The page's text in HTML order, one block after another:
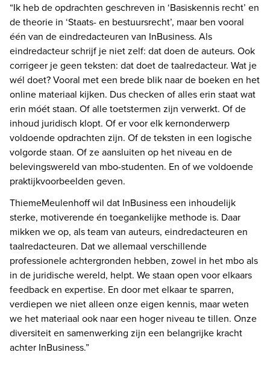
“Ik heb de opdrachten geschreven in ‘Basiskennis recht’ en
de theorie in ‘Staats- en bestuursrecht’, maar ben vooral
één van de eindredacteuren van InBusiness. Als
eindredacteur schrijf je niet zelf: dat doen de auteurs. Ook
corrigeer je geen teksten: dat doet de taalredacteur. Wat je
wél doet? Vooral met een brede blik naar de boeken en het
online materiaal kijken. Dus checken of alles erin staat wat
erin móét staan. Of alle toetstermen zijn verwerkt. Of de
inhoud juridisch klopt. Of er voor elk kernonderwerp
voldoende opdrachten zijn. Of de teksten in een logische
volgorde staan. Of ze aansluiten op het niveau en de
belevingswereld van mbo-studenten. En of we voldoende
praktijkvoorbeelden geven.
ThiemeMeulenhoff wil dat InBusiness een inhoudelijk
sterke, motiverende én toegankelijke methode is. Daar
mikken we op, als team van auteurs, eindredacteuren en
taalredacteuren. Dat we allemaal verschillende
professionele achtergronden hebben, zowel in het mbo als
in de juridische wereld, helpt. We staan open voor elkaars
feedback en expertise. En door met elkaar te sparren,
verdiepen we niet alleen onze eigen kennis, maar weten
we het materiaal ook naar een hoger niveau te tillen. Onze
diversiteit en samenwerking zijn een belangrijke kracht
achter InBusiness.”